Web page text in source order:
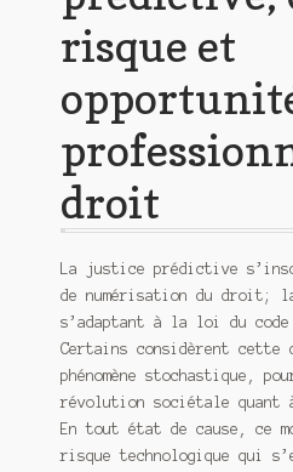
risque et
droit
La justice prédictive
de numérisation du droit;
s’adaptant à la loi du code
Certains considèrent cette
phénomène stochastique,
révolution sociétale quant
En tout état de cause, ce
risque technologique qui